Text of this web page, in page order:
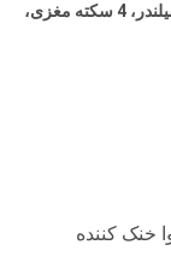
zongshen سبک 250cc موتور سیکلت سبک یک سیلندر، 4 سکته مغزی،